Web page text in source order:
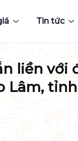
Tin tức
liền với
Lâm,